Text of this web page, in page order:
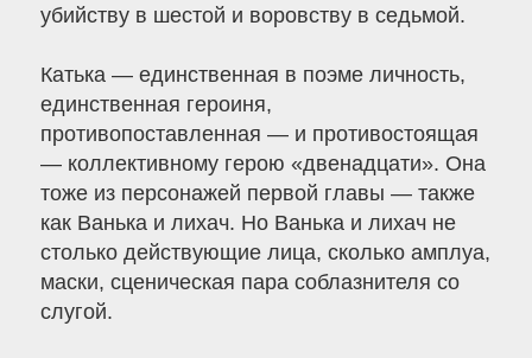
убийству в шестой и воровству в седьмой.
Катька — единственная в поэме личность,
единственная героиня,
противопоставленная — и противостоящая
— коллективному герою «двенадцати». Она
тоже из персонажей первой главы — также
как Ванька и лихач. Но Ванька и лихач не
столько действующие лица, сколько амплуа,
маски, сценическая пара соблазнителя со
слугой.